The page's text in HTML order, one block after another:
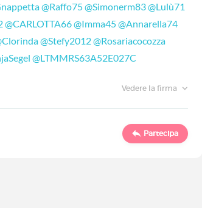
@Raffo75@Simonerm83@Lulù71
@CARLOTTA66@Imma45@Annarella74
@Stefy2012@Rosariacocozza
@LTMMRS63A52E027C
Vedere la firma
Partecipa